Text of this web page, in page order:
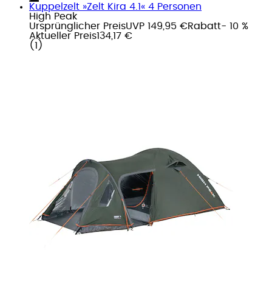
Kuppelzelt »Zelt Kira 4.1« 4 Personen
High Peak
Ursprünglicher PreisUVP 149,95 €Rabatt- 10 %
Aktueller Preis134,17 €
( 1 )